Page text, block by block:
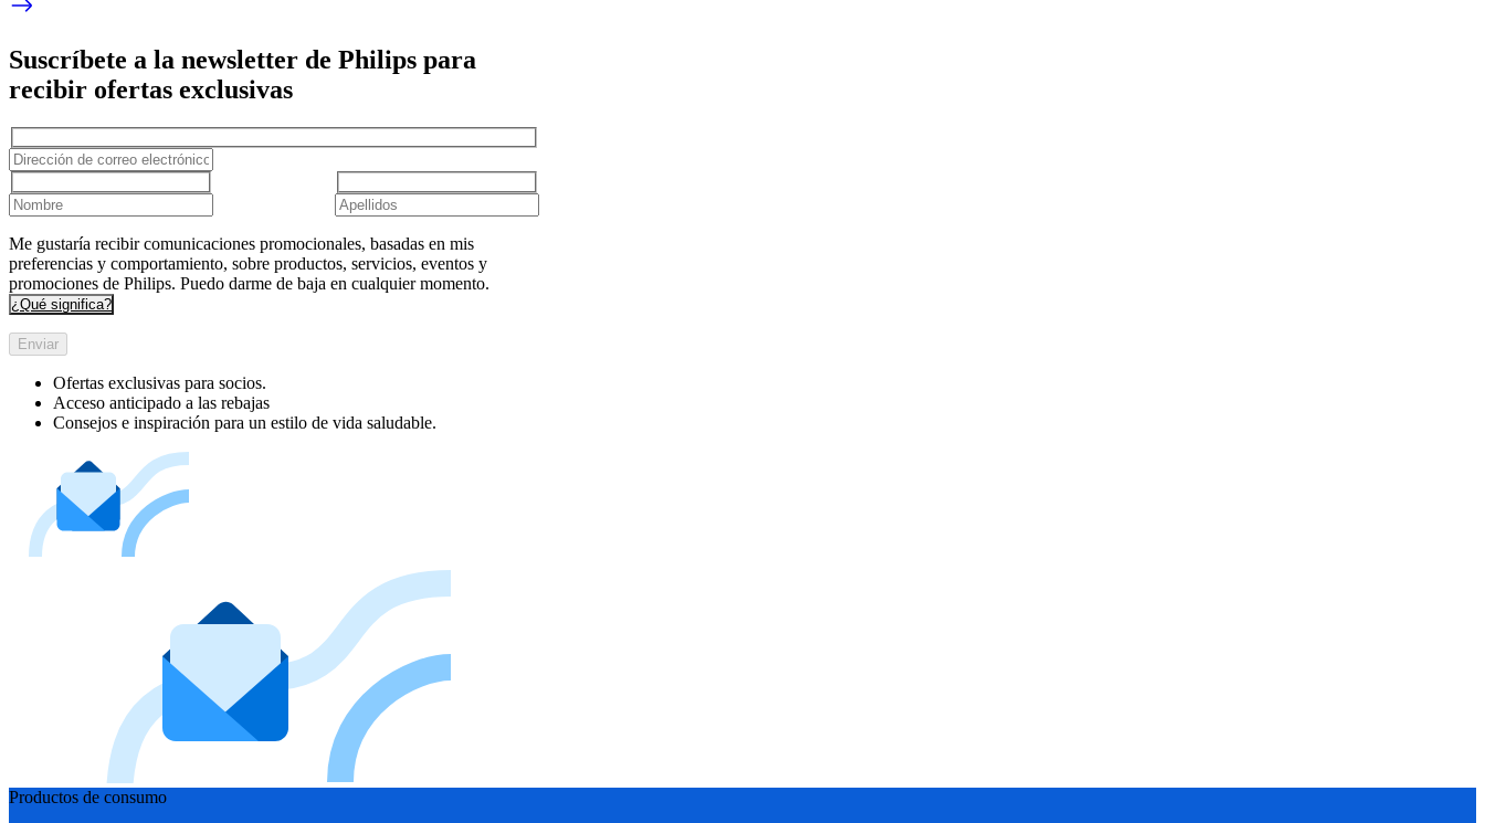
Suscríbete a la newsletter de Philips para
recibir ofertas exclusivas
Me gustaría recibir comunicaciones promocionales, basadas en mis
preferencias y comportamiento, sobre productos, servicios, eventos y
promociones de Philips. Puedo darme de baja en cualquier momento.
¿Qué significa?
Enviar
Ofertas exclusivas para socios.
Acceso anticipado a las rebajas
Consejos e inspiración para un estilo de vida saludable.
Productos de consumo